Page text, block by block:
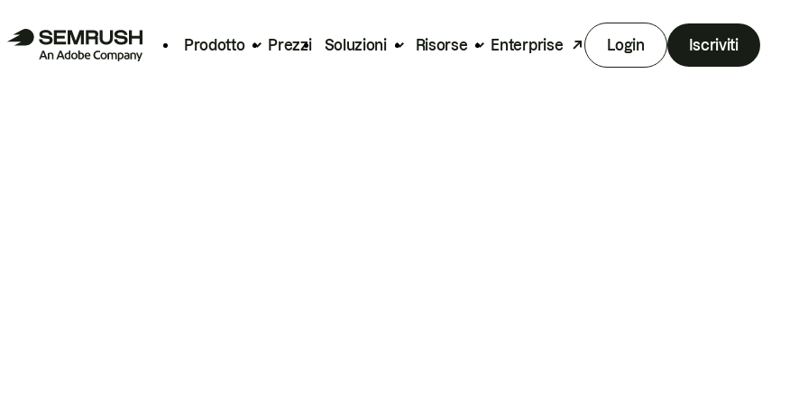
Prodotto Prezzi Soluzioni Risorse Enterprise Login Iscriviti